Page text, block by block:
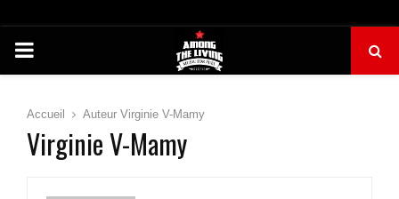
PRIMARY
Accueil Auteur Virginie V-Mamy
Virginie V-Mamy